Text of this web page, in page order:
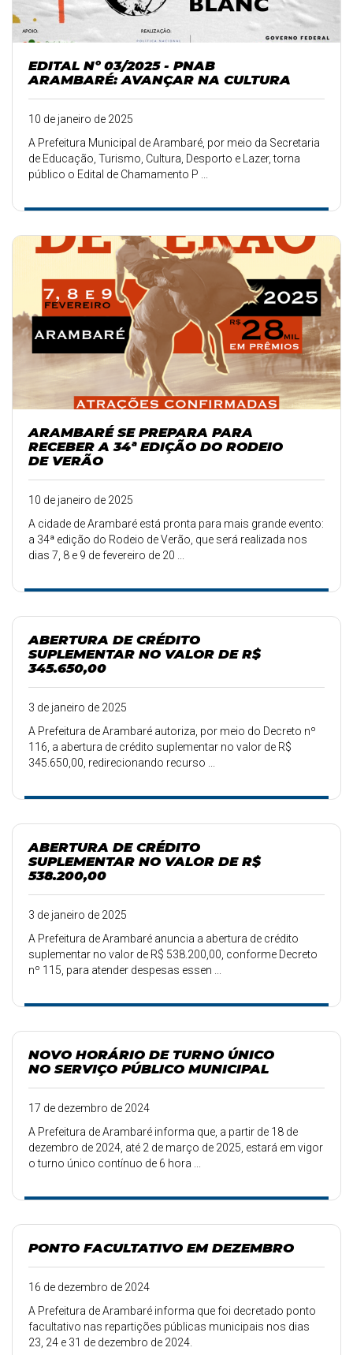
EDITAL Nº 03/2025 - PNAB
ARAMBARÉ: AVANÇAR NA CULTURA
10 de janeiro de 2025
A Prefeitura Municipal de Arambaré, por meio da Secretaria
de Educação, Turismo, Cultura, Desporto e Lazer, torna
público o Edital de Chamamento P ...
ARAMBARÉ SE PREPARA PARA
RECEBER A 34ª EDIÇÃO DO RODEIO
DE VERÃO
10 de janeiro de 2025
A cidade de Arambaré está pronta para mais grande evento:
a 34ª edição do Rodeio de Verão, que será realizada nos
dias 7, 8 e 9 de fevereiro de 20 ...
ABERTURA DE CRÉDITO
SUPLEMENTAR NO VALOR DE R$
345.650,00
3 de janeiro de 2025
A Prefeitura de Arambaré autoriza, por meio do Decreto nº
116, a abertura de crédito suplementar no valor de R$
345.650,00, redirecionando recurso ...
ABERTURA DE CRÉDITO
SUPLEMENTAR NO VALOR DE R$
538.200,00
3 de janeiro de 2025
A Prefeitura de Arambaré anuncia a abertura de crédito
suplementar no valor de R$ 538.200,00, conforme Decreto
nº 115, para atender despesas essen ...
NOVO HORÁRIO DE TURNO ÚNICO
NO SERVIÇO PÚBLICO MUNICIPAL
17 de dezembro de 2024
A Prefeitura de Arambaré informa que, a partir de 18 de
dezembro de 2024, até 2 de março de 2025, estará em vigor
o turno único contínuo de 6 hora ...
PONTO FACULTATIVO EM DEZEMBRO
16 de dezembro de 2024
A Prefeitura de Arambaré informa que foi decretado ponto
facultativo nas repartições públicas municipais nos dias
23, 24 e 31 de dezembro de 2024.